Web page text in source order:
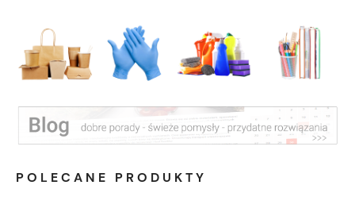
POLECANE PRODUKTY